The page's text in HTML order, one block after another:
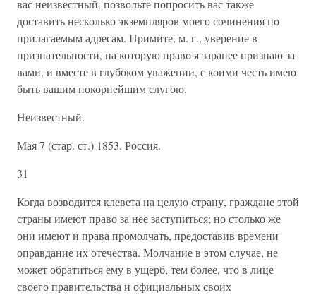
вас неизвестный, позвольте попросить вас также
доставить несколько экземпляров моего сочинения по
прилагаемым адресам. Примите, м. г., уверение в
признательности, на которую право я заранее признаю за
вами, и вместе в глубоком уважении, с коими честь имею
быть вашим покорнейшим слугою.
Неизвестный.
Мая 7 (стар. ст.) 1853. Россия.
31
Когда возводится клевета на целую страну, граждане этой
страны имеют право за нее заступиться; но столько же
они имеют и права промолчать, предоставив времени
оправдание их отечества. Молчание в этом случае, не
может обратиться ему в ущерб, тем более, что в лице
своего правительства и официальных своих